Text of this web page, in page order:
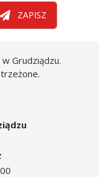
ZAPISZ
Grudziądzu.